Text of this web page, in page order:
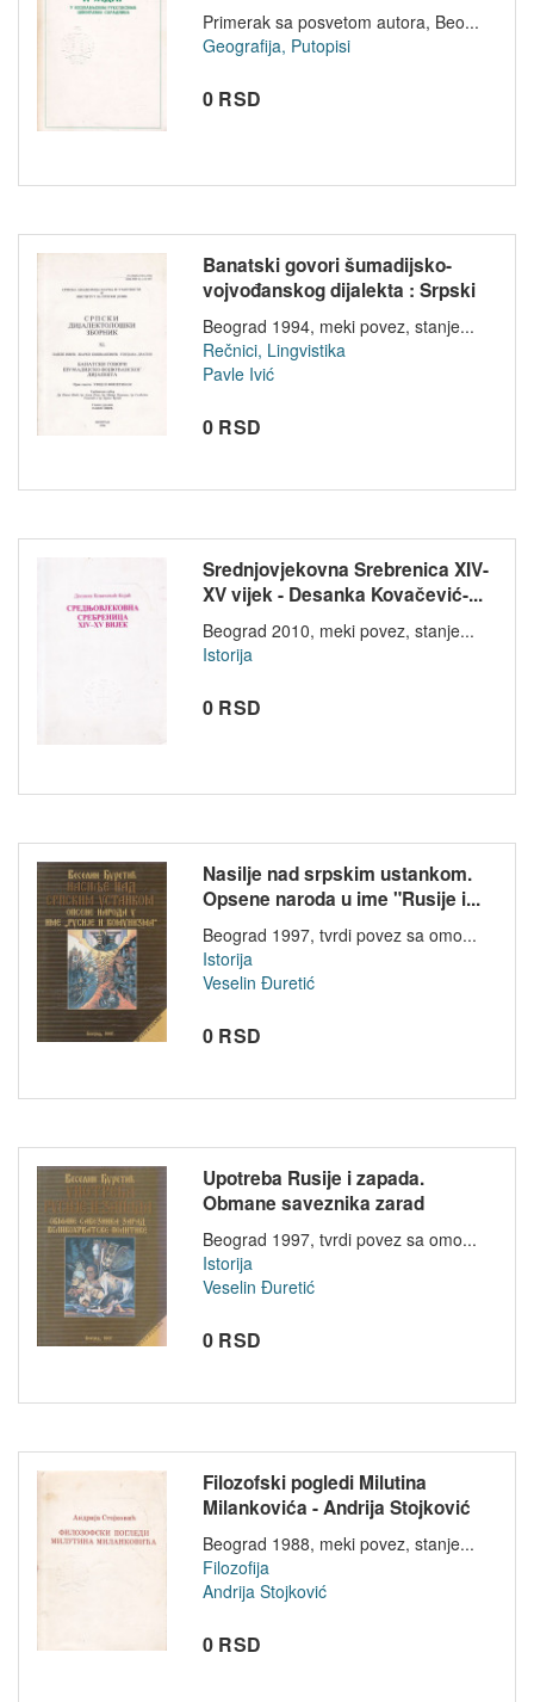
Primerak sa posvetom autora, Beo...
Geografija, Putopisi
0 RSD
Banatski govori šumadijsko-
vojvođanskog dijalekta : Srpski
d...
Beograd 1994, meki povez, stanje...
Rečnici, Lingvistika
Pavle Ivić
0 RSD
Srednjovjekovna Srebrenica XIV-
XV vijek - Desanka Kovačević-...
Beograd 2010, meki povez, stanje...
Istorija
0 RSD
Nasilje nad srpskim ustankom.
Opsene naroda u ime "Rusije i...
Beograd 1997, tvrdi povez sa omo...
Istorija
Veselin Đuretić
0 RSD
Upotreba Rusije i zapada.
Obmane saveznika zarad
velikohrvat...
Beograd 1997, tvrdi povez sa omo...
Istorija
Veselin Đuretić
0 RSD
Filozofski pogledi Milutina
Milankovića - Andrija Stojković
Beograd 1988, meki povez, stanje...
Filozofija
Andrija Stojković
0 RSD